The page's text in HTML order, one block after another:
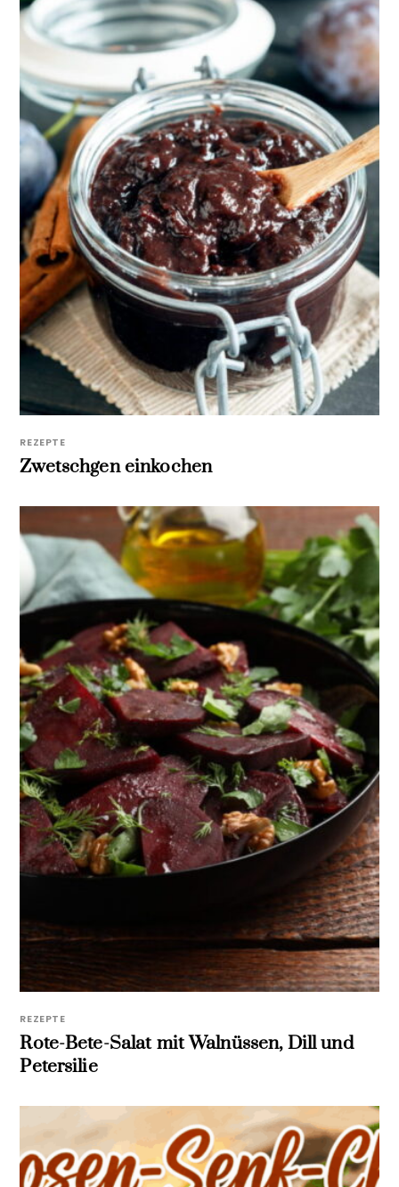
REZEPTE
Zwetschgen einkochen
REZEPTE
Rote-Bete-Salat mit Walnüssen, Dill und
Petersilie